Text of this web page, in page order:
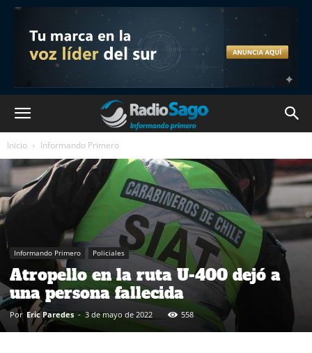
Inicio Informando Primero
Informando Primero Policiales
Atropello en la ruta U-400 dejó a
una persona fallecida
Por Eric Paredes - 3 de mayo de 2022 558